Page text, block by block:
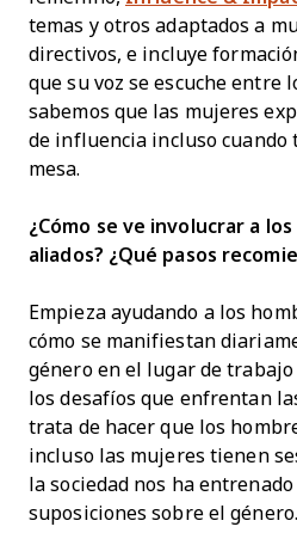
temas y otros adaptados a
directivos, e incluye
que su voz se escuche entre
sabemos que las mujeres
de influencia incluso cuando
mesa.
¿Cómo se ve involucrar a
aliados? ¿Qué pasos
Empieza ayudando a los
cómo se manifiestan
género en el lugar de
los desafíos que enfrentan
trata de hacer que los
incluso las mujeres tienen
la sociedad nos ha
suposiciones sobre el género.